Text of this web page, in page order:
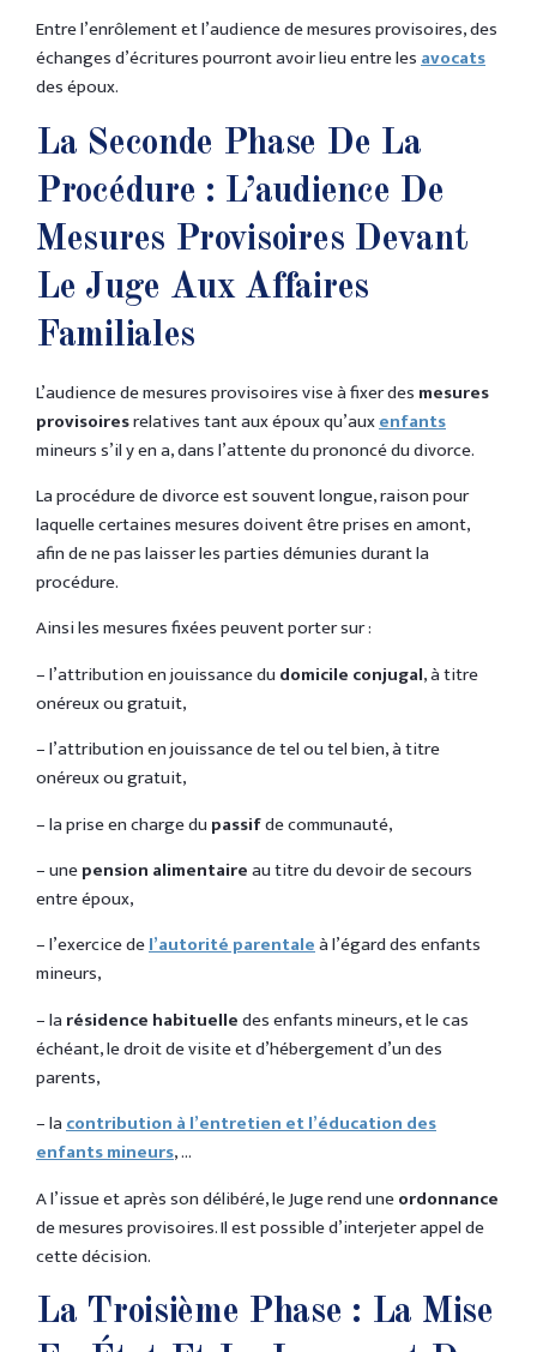
Entre l’enrôlement et l’audience de mesures provisoires, des
échanges d’écritures pourront avoir lieu entre lesavocats
des époux.
La Seconde Phase De La
Procédure : L’audience De
Mesures Provisoires Devant
Le Juge Aux Affaires
Familiales
L’audience de mesures provisoires vise à fixer des mesures
provisoiresrelatives tant aux époux qu’auxenfants
mineurs s’il y en a, dans l’attente du prononcé du divorce.
La procédure de divorce est souvent longue, raison pour
laquelle certaines mesures doivent être prises en amont,
afin de ne pas laisser les parties démunies durant la
procédure.
Ainsi les mesures fixées peuvent porter sur :
– l’attribution en jouissance du domicile conjugal, à titre
onéreux ou gratuit,
– l’attribution en jouissance de tel ou tel bien, à titre
onéreux ou gratuit,
– la prise en charge du passifde communauté,
– unepension alimentaireau titre du devoir de secours
entre époux,
– l’exercice del’autorité parentaleà l’égard des enfants
mineurs,
– la résidence habituelledes enfants mineurs, et le cas
échéant, le droit de visite et d’hébergement d’un des
parents,
– lacontribution à l’entretien et l’éducation des
enfants mineurs, …
A l’issue et après son délibéré, le Juge rend uneordonnance
de mesures provisoires. Il est possible d’interjeter appel de
cette décision.
La Troisième Phase : La Mise